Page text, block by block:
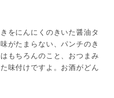
をにんにくのきいた醤油タ
がたまらない、パンチのき
もちろんのこと、おつまみ
味付けですよ。お酒がどん